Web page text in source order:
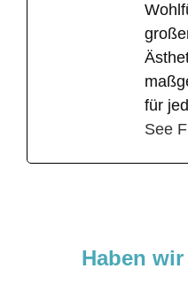
für
See
Haben